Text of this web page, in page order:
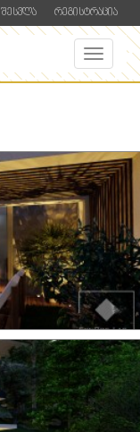
ᲨᲔᲡᲕᲚᲐ ᲠᲔᲒᲘᲡᲢᲠᲐᲪᲘᲐ